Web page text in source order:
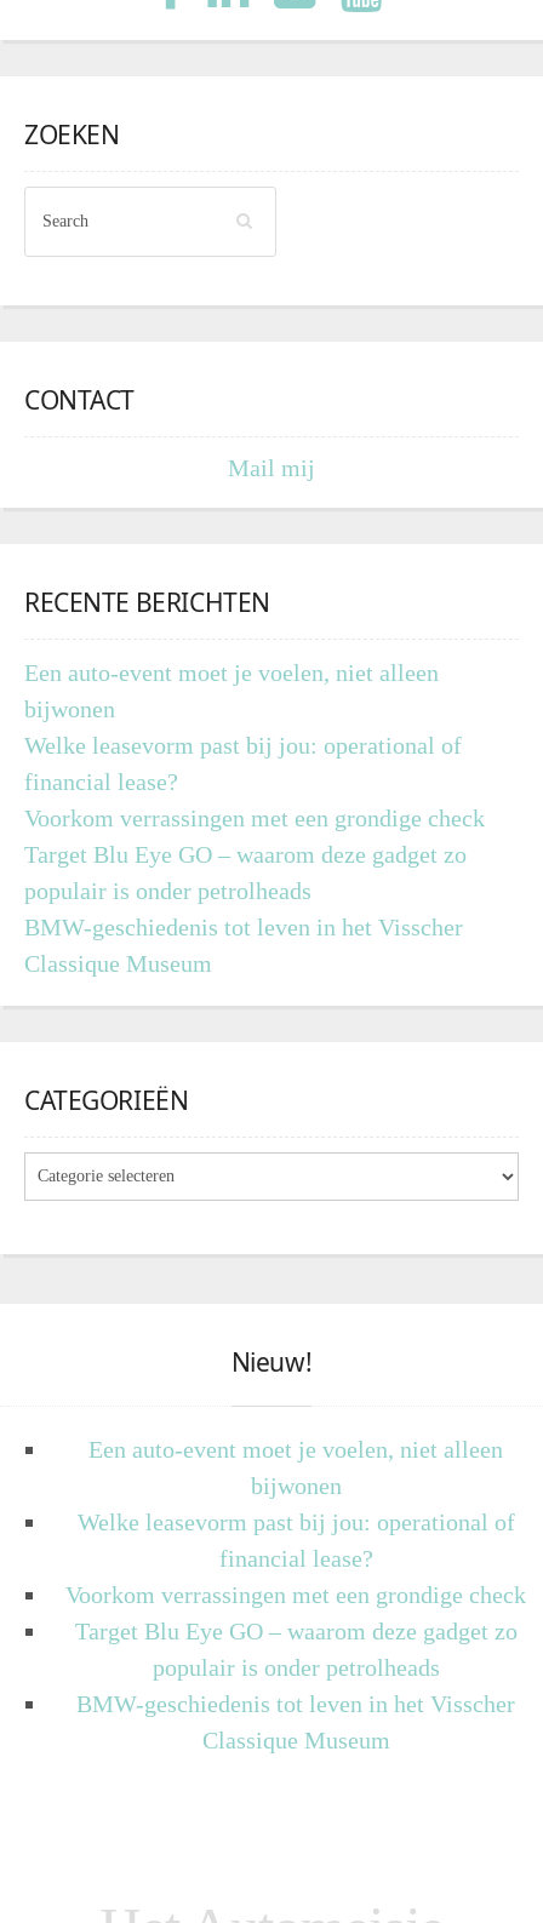
ZOEKEN
CONTACT
Mail mij
RECENTE BERICHTEN
Een auto-event moet je voelen, niet alleen
bijwonen
Welke leasevorm past bij jou: operational of
financial lease?
Voorkom verrassingen met een grondige check
Target Blu Eye GO – waarom deze gadget zo
populair is onder petrolheads
BMW-geschiedenis tot leven in het Visscher
Classique Museum
CATEGORIEËN
Nieuw!
Een auto-event moet je voelen, niet alleen
bijwonen
Welke leasevorm past bij jou: operational of
financial lease?
Voorkom verrassingen met een grondige check
Target Blu Eye GO – waarom deze gadget zo
populair is onder petrolheads
BMW-geschiedenis tot leven in het Visscher
Classique Museum